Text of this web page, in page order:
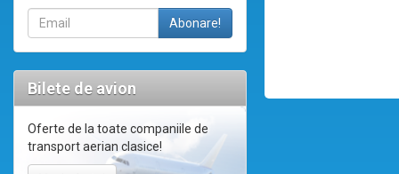
Bilete de avion
Oferte de la toate companiile de
transport aerian clasice!